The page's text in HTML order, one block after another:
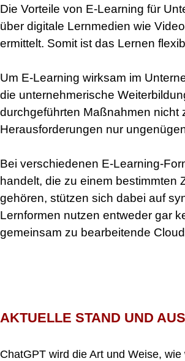
Die Vorteile von E-Learning für
über digitale Lernmedien wie
ermittelt. Somit ist das Lernen
Um E-Learning wirksam im
die unternehmerische
durchgeführten Maßnahmen nicht
Herausforderungen nur
Bei verschiedenen E-Learning-
handelt, die zu einem
gehören, stützen sich dabei auf
Lernformen nutzen entweder gar
gemeinsam zu bearbeitende
AKTUELLE STAND UND
ChatGPT wird die Art und Weise,